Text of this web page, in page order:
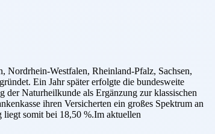
Westfalen, Rheinland-Pfalz, Sachsen,
Ein Jahr später erfolgte die bundesweite
Naturheilkunde als Ergänzung zur klassischen
ihren Versicherten ein großes Spektrum an
liegt somit bei 18,50 %.Im aktuellen